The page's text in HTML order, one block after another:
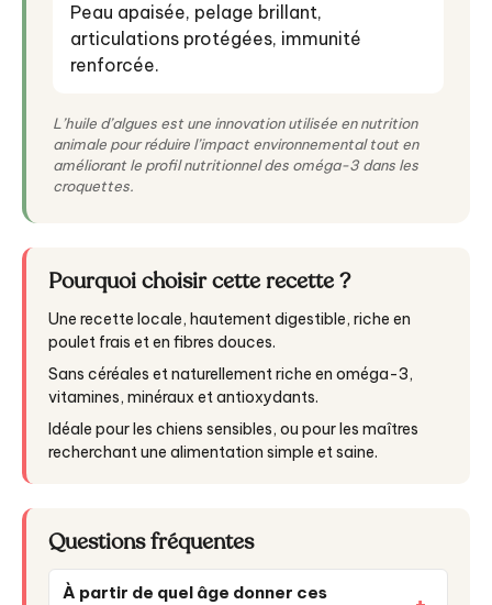
Peau apaisée, pelage brillant,
articulations protégées, immunité
renforcée.
L’huile d’algues est une innovation utilisée en nutrition
animale pour réduire l’impact environnemental tout en
améliorant le profil nutritionnel des oméga-3 dans les
croquettes.
Pourquoi choisir cette recette ?
Une recette locale, hautement digestible, riche en
poulet frais et en fibres douces.
Sans céréales et naturellement riche en oméga-3,
vitamines, minéraux et antioxydants.
Idéale pour les chiens sensibles, ou pour les maîtres
recherchant une alimentation simple et saine.
Questions fréquentes
À partir de quel âge donner ces